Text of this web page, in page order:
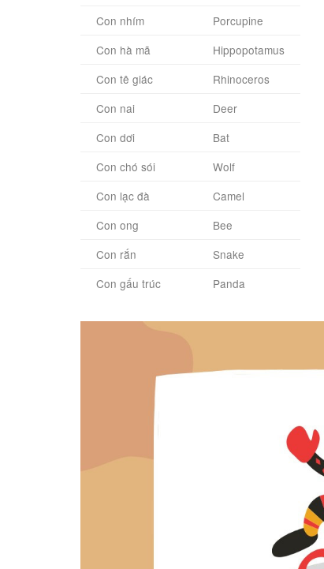
Con nhím
Porcupine
Con hà mã
Hippopotamus
Con tê giác
Rhinoceros
Con nai
Deer
Con dơi
Bat
Con chó sói
Wolf
Con lạc đà
Camel
Con ong
Bee
Con rắn
Snake
Con gấu trúc
Panda